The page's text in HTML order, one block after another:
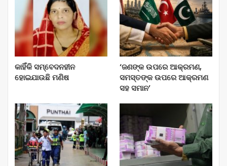
କାହିଁକି ସମ୍ବେଦନହୀନ
ହୋଇଯାଉଛି ମଣିଷ
‘ଜଣଙ୍କ ଉପରେ ଆକ୍ରମଣ,
ସମସ୍ତଙ୍କ ଉପରେ ଆକ୍ରମଣ
ସହ ସମାନ’